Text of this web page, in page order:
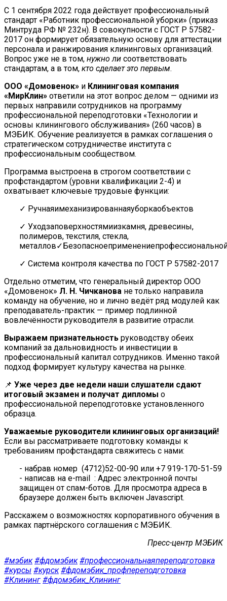
С 1 сентября 2022 года действует профессиональный
стандарт «Работник профессиональной уборки» (приказ
Минтруда РФ № 232н). В совокупности с ГОСТ Р 57582-
2017 он формирует обязательную основу для аттестации
персонала и ранжирования клининговых организаций.
Вопрос уже не в том, нужно ли соответствовать
стандартам, а в том, кто сделает это первым.
ООО «Домовенок» и Клининговая компания
«МирКлин» ответили на этот вопрос делом — одними из
первых направили сотрудников на программу
профессиональной переподготовки «Технологии и
основы клинингового обслуживания» (260 часов) в
МЭБИК. Обучение реализуется в рамках соглашения о
стратегическом сотрудничестве института с
профессиональным сообществом.
Программа выстроена в строгом соответствии с
профстандартом (уровни квалификации 2-4) и
охватывает ключевые трудовые функции:
✓ Ручнаяимеханизированнаяуборкаобъектов
✓ Уходзаповерхностямиизкамня, древесины,
полимеров, текстиля, стекла,
✓ Система контроля качества по ГОСТ Р 57582-2017
Отдельно отметим, что генеральный директор ООО
«Домовенок» Л. Н. Чичканова не только направила
команду на обучение, но и лично ведёт ряд модулей как
преподаватель-практик — пример подлинной
вовлечённости руководителя в развитие отрасли.
Выражаем признательность руководству обеих
компаний за дальновидность и инвестиции в
профессиональный капитал сотрудников. Именно такой
подход формирует культуру качества на рынке.
📌 Уже через две недели наши слушатели сдают
итоговый экзамен и получат дипломы о
профессиональной переподготовке установленного
образца.
Уважаемые руководители клининговых организаций!
Если вы рассматриваете подготовку команды к
требованиям профстандарта свяжитесь с нами:
- набрав номер (4712)52-00-90 или +7 919-170-51-59
- написав на e-mail : Адрес электронной почты
защищен от спам-ботов. Для просмотра адреса в
браузере должен быть включен Javascript.
Расскажем о возможностях корпоративного обучения в
рамках партнёрского соглашения с МЭБИК.
Пресс-центр МЭБИК
#мэбик #фдомэбик #профессиональнаяпереподготовка
#курсы #курск #фдомэбик_профпереподготовка
#Клининг #фдомэбик_Клининг